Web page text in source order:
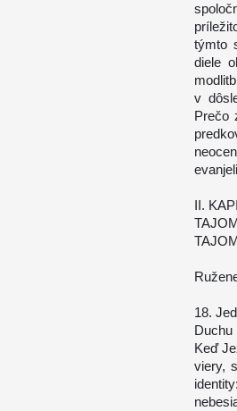
týmto
diele
v
Prečo
II.
18.
Duchu
Keď
viery,